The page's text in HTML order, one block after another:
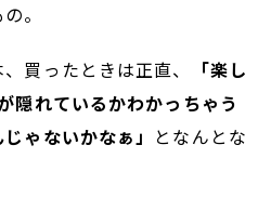
。
買ったときは正直、
「楽し
隠れているかわかっちゃう
ゃないかなぁ」 となんとな